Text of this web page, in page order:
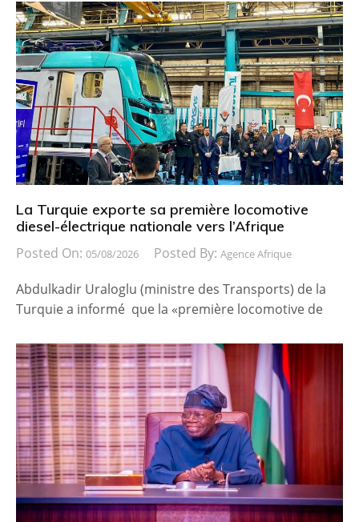
La Turquie exporte sa première locomotive
diesel-électrique nationale vers l’Afrique
Posted On: 05/08/2026 Posted By: Agence Afrique
Abdulkadir Uraloglu (ministre des Transports) de la
Turquie a informé que la «première locomotive de